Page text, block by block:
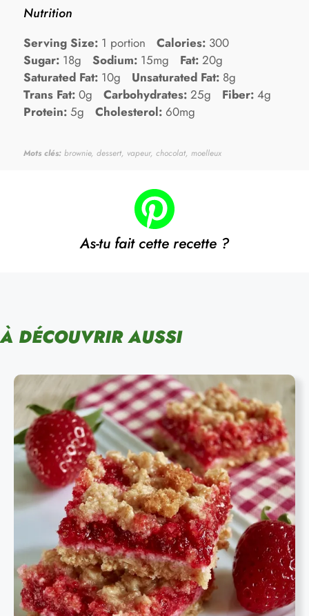
Nutrition
Serving Size: 1 portion Calories: 300
Sugar: 18g Sodium: 15mg Fat: 20g
Saturated Fat: 10g Unsaturated Fat: 8g
Trans Fat: 0g Carbohydrates: 25g Fiber: 4g
Protein: 5g Cholesterol: 60mg
Mots clés: brownie, dessert, vapeur, chocolat, moelleux
As-tu fait cette recette ?
À DÉCOUVRIR AUSSI